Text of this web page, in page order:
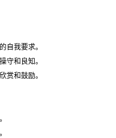
自我要求。
守和良知。
赏和鼓励。